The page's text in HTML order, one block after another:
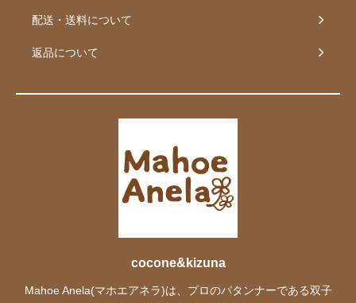
配送・送料について
返品について
cocone&kizuna
Mahoe Anela(マホエアネラ)は、プロのパタンナーである双子